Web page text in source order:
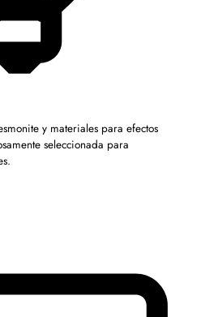
y materiales para efectos
seleccionada para